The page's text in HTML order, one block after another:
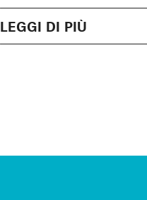
LEGGI DI PIÙ